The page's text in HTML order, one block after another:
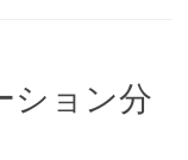
ション分